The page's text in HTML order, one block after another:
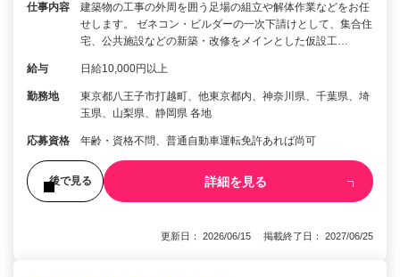
仕事内容
建築物の工事の外周を囲う足場の組立や解体作業などをお任
せします。 ゼネコン・ビルダーの一次下請けとして、集合住
宅、公共施設などの新築・改修をメインとした仮設工…
給与 日給10,000円以上
勤務地
東京都八王子市打越町、他東京都内、神奈川県、千葉県、埼
玉県、山梨県、静岡県 各地
応募資格 年齢・資格不問、普通自動車運転免許あれば尚可
後で見る 詳細を見る
更新日： 2026/06/15 掲載終了日： 2027/06/25